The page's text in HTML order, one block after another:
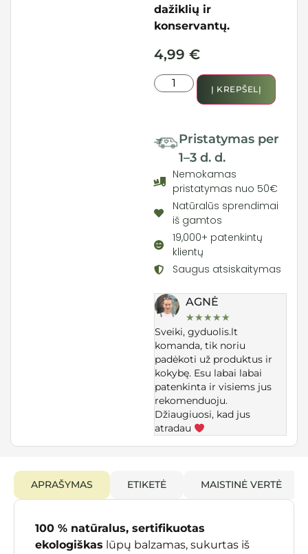
dažiklių ir
konservantų.
4,99 €
Į KREPŠELĮ
Pristatymas per
1–3 d. d.
Nemokamas
pristatymas nuo 50€
Natūralūs sprendimai
iš gamtos
19,000+ patenkintų
klientų
Saugus atsiskaitymas
AGNĖ
★★★★★
Sveiki, gyduolis.lt
komanda, tik noriu
padėkoti už produktus ir
kokybę. Esu labai labai
patenkinta ir visiems jus
rekomenduoju.
Džiaugiuosi, kad jus
atradau
APRAŠYMAS ETIKETĖ MAISTINĖ VERTĖ
100 % natūralus, sertifikuotas
ekologiškas lūpų balzamas, sukurtas iš